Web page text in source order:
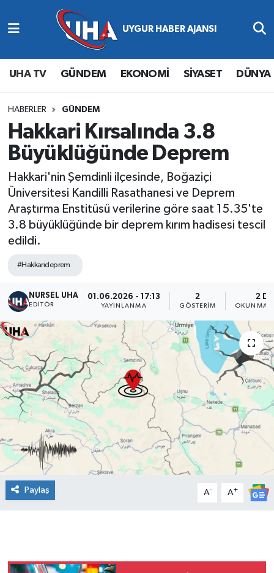
UHA TV GÜNDEM EKONOMİ SİYASET DÜNYA
HABERLER GÜNDEM
Hakkari Kırsalında 3.8
Büyüklüğünde Deprem
Hakkari'nin Şemdinli ilçesinde, Boğaziçi
Üniversitesi Kandilli Rasathanesi ve Deprem
Araştırma Enstitüsü verilerine göre saat 15.35'te
3.8 büyüklüğünde bir deprem kırım hadisesi tescil
edildi.
#Hakkarideprem
NURSEL UHA
EDITÖR
01.06.2026 - 17:13
YAYINLANMA
2
GÖSTERIM
2 DK
OKUNMA
Paylaş A- A+
Abone Ol
Gündem
Ekonomi
Magazin
Siyaset
Spor
Yaşam
Nöbetçi Eczaneler
Hava Durumu
Namaz Vakitleri
Trafik Durumu
Süper Lig Puan Durumu ve Fikstür
Tüm Manşetler
Son Dakika Haberleri
Haber Arşivi